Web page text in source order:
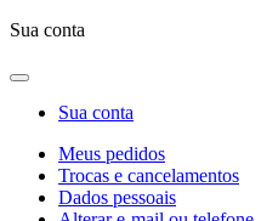
Sua conta
Sua conta
Meus pedidos
Trocas e cancelamentos
Dados pessoais